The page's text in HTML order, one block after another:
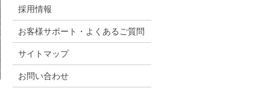
採用情報
お客様サポート・よくあるご質問
サイトマップ
お問い合わせ